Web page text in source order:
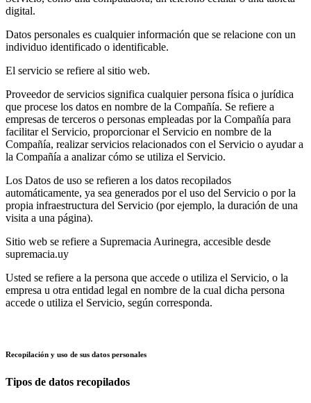
digital.
Datos personales es cualquier información que se relacione con un
individuo identificado o identificable.
El servicio se refiere al sitio web.
Proveedor de servicios significa cualquier persona física o jurídica
que procese los datos en nombre de la Compañía. Se refiere a
empresas de terceros o personas empleadas por la Compañía para
facilitar el Servicio, proporcionar el Servicio en nombre de la
Compañía, realizar servicios relacionados con el Servicio o ayudar a
la Compañía a analizar cómo se utiliza el Servicio.
Los Datos de uso se refieren a los datos recopilados
automáticamente, ya sea generados por el uso del Servicio o por la
propia infraestructura del Servicio (por ejemplo, la duración de una
visita a una página).
Sitio web se refiere a Supremacia Aurinegra, accesible desde
supremacia.uy
Usted se refiere a la persona que accede o utiliza el Servicio, o la
empresa u otra entidad legal en nombre de la cual dicha persona
accede o utiliza el Servicio, según corresponda.
Recopilación y uso de sus datos personales
Tipos de datos recopilados